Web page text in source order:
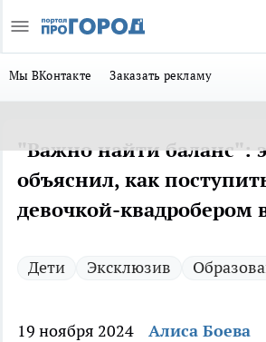
Мы ВКонтакте Заказать рекламу
"Важно найти баланс":
объяснил, как
девочкой-квадробером
Дети Эксклюзив
19 ноября 2024 Алиса Боева